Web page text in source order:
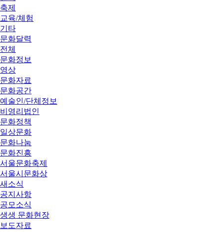
축제
교육/체험
기타
문화달력
전체
문화정보
영상
문화자료
문화공간
예술인/단체정보
비영리법인
문화정책
일상문화
문화나눔
문화진흥
서울문화축제
서울시문화상
새소식
공지사항
공모소식
생생 문화현장
보도자료